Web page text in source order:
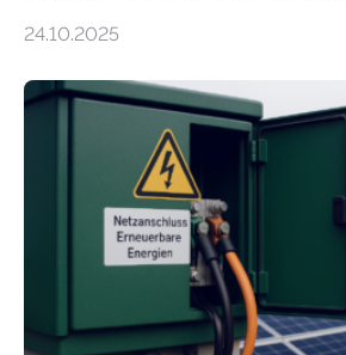
Forschungsprojekt „LAGER –
Quartieren“ eingeworben. Ziel des
Entwicklung, Erprobung und
Konzepten zur langfristigen
sektorübergreifend vernetzten
Projekt startete am 15. Oktober
von drei Jahren und ein
Millionen Euro, wovon 2,6 Millionen
Ministerium für Umwelt, Klima und…
24.10.2025